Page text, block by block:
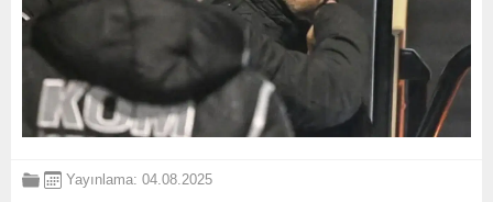
Yayınlama: 04.08.2025